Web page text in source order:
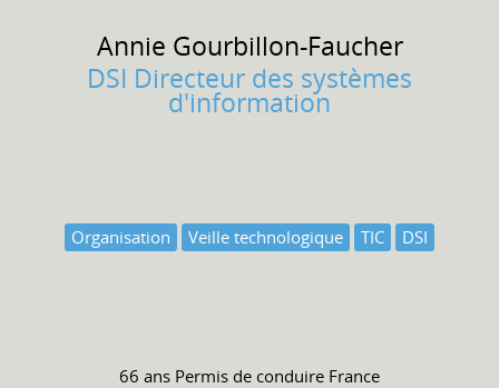
Annie Gourbillon-Faucher
DSI Directeur des systèmes
d'information
Organisation Veille technologique TIC DSI
66 ans Permis de conduire France